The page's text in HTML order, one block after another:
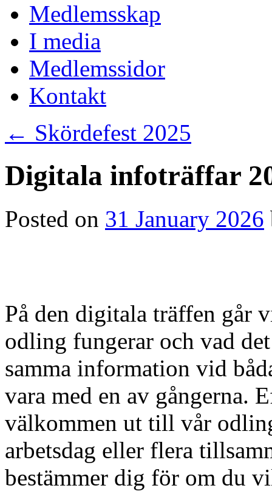
Medlemsskap
I media
Medlemssidor
Kontakt
← Skördefest 2025
Digitala infoträffar
Posted on 31 January 2026
På den digitala träffen går
odling fungerar och vad
samma information vid
vara med en av gångerna.
välkommen ut till vår
arbetsdag eller flera
bestämmer dig för om du